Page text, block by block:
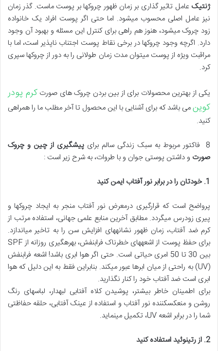
ژنتیک
عامل تاثیر گذاری بر زمان ظهور چروک‎ها بر پوست ماست. گذر زمان
نیز عامل اصلی محسوب می‎شود. اما حتی اگر پوست افراد یک خانواده
زود چروک می‎شود، هنوز هم راهی برای کنترل این مسئله و بهبود آن وجود
دارد. اگرچه وجود چروک‎ها در برخی نقاط پوست اجتناب ناپذیر است، اما با
مراقبت ویژه از پوست می‎توان مدت زمان طولانی را به دور از چروک‎ها سپری
کرد.
یکی از بهترین محصولات برای از بین بردن چروک های صورتکرم پودر
کوینمی باشد که برای آشنایی با این محصول تا آخر مطلب ما را همراهی
کنید.
8 فاکتور مربوط به سبک زندگی سالم برای
پیشگیری از چین و چروک
صورت و داشتن پوستی جوان و با طروات، به شرح زیر است :
1. خودتان را در برابر نور آفتاب ایمن کنید
پرواضح است که قرارگیری درمعرض نور آفتاب منجر به ایجاد چروک‎ها و
پیری زودرس می‎گردد. مطابق آخرین منابع علمی جهانی، استفاده مرتب از
کرم ضد آفتاب، زمان ظهور نشانه‎های افزایش سن را به تاخیر می‎اندازد.
برای حفظ پوست از اشعه‎های خطرناک فرابنفش، بهره‎گیری روزانه از SPF
بین 30 تا 50 امری حیاتی است. حتی اگر هوا ابری باشد! اشعه فرابنفش
(UV) به راحتی از میان ابرها عبور می‎کند. بنابراین فقط به این دلیل که هوا
ابری است ضد آفتاب خود را کنار نگذارید.
برای اطمینان خاطر بیشتر، پوشیدن کلاه آفتابی لبه‎دار، لباس‎های رنگ
روشن و منعکس‎کننده نور آفتاب و استفاده از عینک آفتابی، حلقه حفاظتی
شما را در برابر اشعه UV، تکمیل می‎نماید.
2. از رتینوئید استفاده کنید